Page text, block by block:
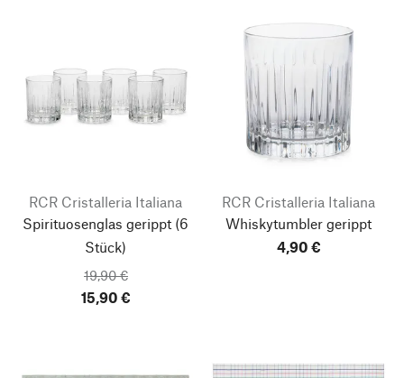
RCR Cristalleria Italiana
Spirituosenglas gerippt (6
Stück)
19,90 €
15,90 €
RCR Cristalleria Italiana
Whiskytumbler gerippt
4,90 €